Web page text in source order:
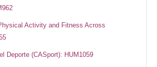
Activity and Fitness Across
Deporte (CASport): HUM1059